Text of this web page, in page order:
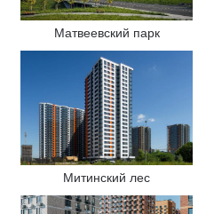
Матвеевский парк
Митинский лес